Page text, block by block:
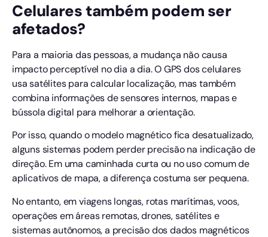
Celulares também podem ser
afetados?
Para a maioria das pessoas, a mudança não causa
impacto perceptível no dia a dia. O GPS dos celulares
usa satélites para calcular localização, mas também
combina informações de sensores internos, mapas e
bússola digital para melhorar a orientação.
Por isso, quando o modelo magnético fica desatualizado,
alguns sistemas podem perder precisão na indicação de
direção. Em uma caminhada curta ou no uso comum de
aplicativos de mapa, a diferença costuma ser pequena.
No entanto, em viagens longas, rotas marítimas, voos,
operações em áreas remotas, drones, satélites e
sistemas autônomos, a precisão dos dados magnéticos